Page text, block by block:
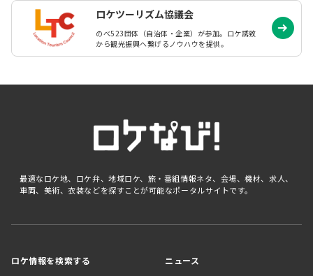
ロケツーリズム協議会
のべ523団体（自治体・企業）が参加。ロケ誘致
から観光振興へ繋げるノウハウを提供。
最適なロケ地、ロケ弁、地域ロケ、旅・番組情報ネタ、会場、機材、求人、
車両、美術、衣装などを探すことが可能なポータルサイトです。
ロケ情報を検索する ニュース